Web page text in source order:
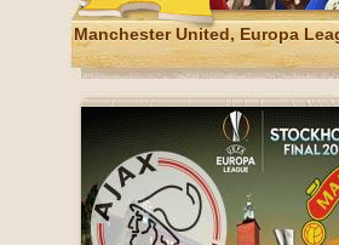
Manchester United, Europa